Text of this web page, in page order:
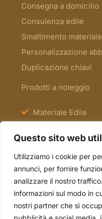
Questo sito web
Utilizziamo i cookie per
annunci, per fornire
analizzare il nostro
informazioni sul modo in
nostri partner che si
Consegna a domicilio
Consulenza edile
Smaltimento materiale
Personalizzazione
Duplicazione chiavi
Prodotti a noleggio
Materiale Edile
Scale e Ponteggi
Occasioni
tel. 051.70.22.15